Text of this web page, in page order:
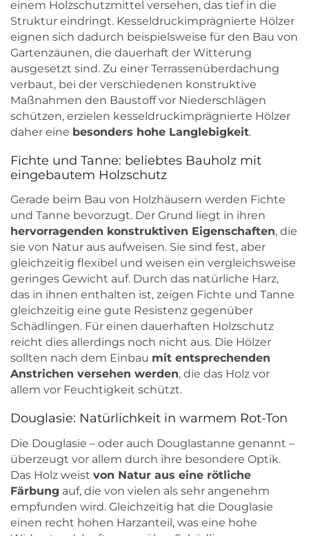
einem Holzschutzmittel versehen, das tief in die
Struktur eindringt. Kesseldruckimprägnierte Hölzer
eignen sich dadurch beispielsweise für den Bau von
Gartenzäunen, die dauerhaft der Witterung
ausgesetzt sind. Zu einer Terrassenüberdachung
verbaut, bei der verschiedenen konstruktive
Maßnahmen den Baustoff vor Niederschlägen
schützen, erzielen kesseldruckimprägnierte Hölzer
daher eine besonders hohe Langlebigkeit.
Fichte und Tanne: beliebtes Bauholz mit
eingebautem Holzschutz
Gerade beim Bau von Holzhäusern werden Fichte
und Tanne bevorzugt. Der Grund liegt in ihren
hervorragenden konstruktiven Eigenschaften, die
sie von Natur aus aufweisen. Sie sind fest, aber
gleichzeitig flexibel und weisen ein vergleichsweise
geringes Gewicht auf. Durch das natürliche Harz,
das in ihnen enthalten ist, zeigen Fichte und Tanne
gleichzeitig eine gute Resistenz gegenüber
Schädlingen. Für einen dauerhaften Holzschutz
reicht dies allerdings noch nicht aus. Die Hölzer
sollten nach dem Einbau mit entsprechenden
Anstrichen versehen werden, die das Holz vor
allem vor Feuchtigkeit schützt.
Douglasie: Natürlichkeit in warmem Rot-Ton
Die Douglasie – oder auch Douglastanne genannt –
überzeugt vor allem durch ihre besondere Optik.
Das Holz weist von Natur aus eine rötliche
Färbung auf, die von vielen als sehr angenehm
empfunden wird. Gleichzeitig hat die Douglasie
einen recht hohen Harzanteil, was eine hohe